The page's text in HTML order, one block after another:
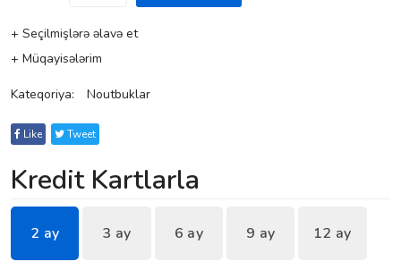
+ Seçilmişlərə əlavə et
+ Müqayisələrim
Kateqoriya: Noutbuklar
Like Tweet
Kredit Kartlarla
2 ay 3 ay 6 ay 9 ay 12 ay